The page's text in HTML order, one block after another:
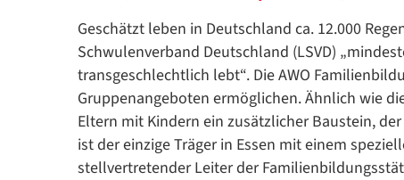
Geschätzt leben in Deutschland ca. 12.000
Schwulenverband Deutschland (LSVD)
transgeschlechtlich lebt“. Die AWO
Gruppenangeboten ermöglichen. Ähnlich wie
Eltern mit Kindern ein zusätzlicher Baustein,
ist der einzige Träger in Essen mit einem
stellvertretender Leiter der